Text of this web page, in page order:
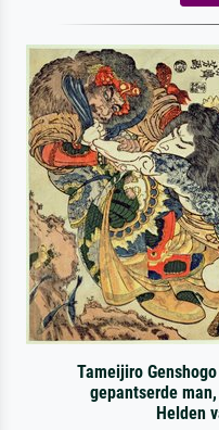
Tameijiro
gepantserde
Helden